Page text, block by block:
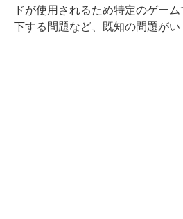
ドが使用されるため特定のゲー
下する問題など、既知の問題がい